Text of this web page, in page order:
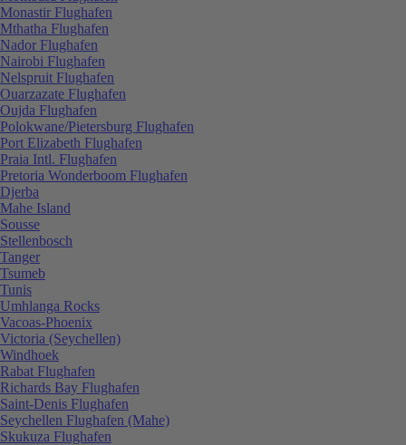
Monastir Flughafen
Mthatha Flughafen
Nador Flughafen
Nairobi Flughafen
Nelspruit Flughafen
Ouarzazate Flughafen
Oujda Flughafen
Polokwane/Pietersburg Flughafen
Port Elizabeth Flughafen
Praia Intl. Flughafen
Pretoria Wonderboom Flughafen
Djerba
Mahe Island
Sousse
Stellenbosch
Tanger
Tsumeb
Tunis
Umhlanga Rocks
Vacoas-Phoenix
Victoria (Seychellen)
Windhoek
Rabat Flughafen
Richards Bay Flughafen
Saint-Denis Flughafen
Seychellen Flughafen (Mahe)
Skukuza Flughafen